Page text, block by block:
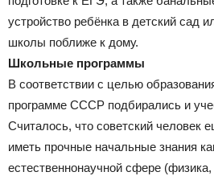
устройство ребёнка в детский сад
школы поближе к дому.
Школьные программы
В соответствии с целью
программе СССР подбирались и
Считалось, что советский человек
иметь прочные начальные знания
естественнонаучной сфере